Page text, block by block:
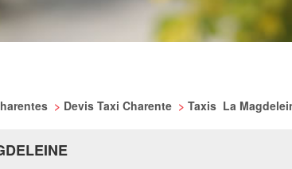
> Devis Taxi Charente > Taxis La